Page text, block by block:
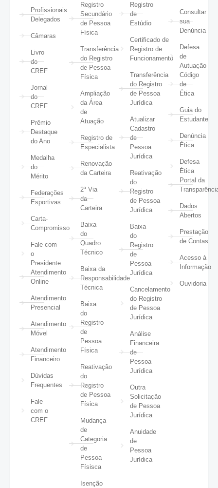
Profissionais
Delegados
Câmaras
Livro
do
CREF
Jornal
do
CREF
Prêmio
Destaque
do Ano
Medalha
do
Mérito
Federações
Esportivas
Carta-
Compromisso
Fale com
o
Presidente
Atendimento
Online
Atendimento
Presencial
Atendimento
Móvel
Atendimento
Financeiro
Dúvidas
Frequentes
Fale
com o
CREF
Registro
Secundário
de Pessoa
Física
Transferência
do Registro
de Pessoa
Física
Ampliação
da Área
de
Atuação
Registro de
Especialista
Renovação
da Carteira
2ª Via
da
Carteira
Baixa
do
Quadro
Técnico
Baixa da
Responsabilidade
Técnica
Baixa
do
Registro
de
Pessoa
Física
Reativação
do
Registro
de Pessoa
Física
Mudança
de
Categoria
de
Pessoa
Físisca
Isenção
Registro
de
Estúdio
Certificado de
Registro de
Funcionamento
Transferência
do Registro
de Pessoa
Jurídica
Atualizar
Cadastro
de
Pessoa
Jurídica
Reativação
do
Registro
de Pessoa
Jurídica
Baixa
do
Registro
de
Pessoa
Jurídica
Cancelamento
do Registro
de Pessoa
Jurídica
Análise
Financeira
de
Pessoa
Jurídica
Outra
Solicitação
de Pessoa
Jurídica
Anuidade
de
Pessoa
Jurídica
Consultar
sua
Denúncia
Defesa
de
Autuação
Código
de
Ética
Guia do
Estudante
Denúncia
Ética
Defesa
Ética
Portal da
Dados
Abertos
Prestação
de Contas
Acesso à
Informação
Ouvidoria